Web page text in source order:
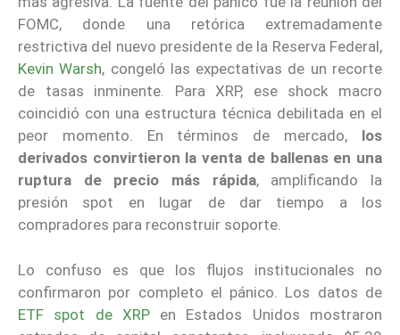
FOMC, donde una retórica extremadamente
restrictiva del nuevo presidente de la Reserva Federal,
Kevin Warsh, congeló las expectativas de un recorte
de tasas inminente. Para XRP, ese shock macro
coincidió con una estructura técnica debilitada en el
peor momento. En términos de mercado, los
derivados convirtieron la venta de ballenas en una
ruptura de precio más rápida, amplificando la
presión spot en lugar de dar tiempo a los
compradores para reconstruir soporte.
Lo confuso es que los flujos institucionales no
confirmaron por completo el pánico. Los datos de
ETF spot de XRPen Estados Unidos mostraron